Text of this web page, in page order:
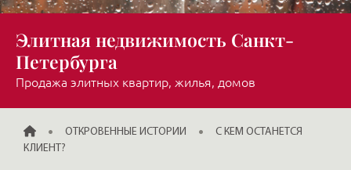
Элитная недвижимость Санкт-
Петербурга
Продажа элитных квартир, жилья, домов
ГЛАВНАЯОТКРОВЕННЫЕ ИСТОРИИ
С КЕМ ОСТАНЕТСЯ
КЛИЕНТ?